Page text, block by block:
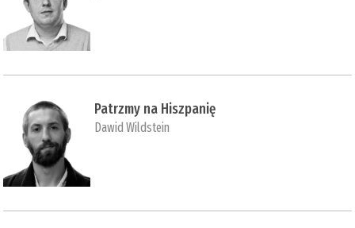
Patrzmy na Hiszpanię
Dawid Wildstein